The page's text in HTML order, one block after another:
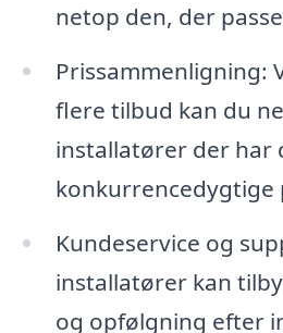
netop den, der
Prissammenligning:
flere tilbud kan du
installatører der har
konkurrencedygtige
Kundeservice og
installatører kan
og opfølgning efter